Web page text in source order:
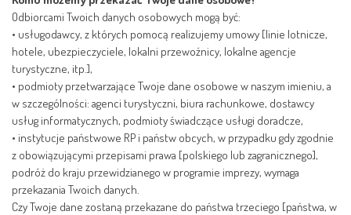
Odbiorcami Twoich danych osobowych mogą być:
• usługodawcy, z których pomocą realizujemy umowy [linie lotnicze,
hotele, ubezpieczyciele, lokalni przewoźnicy, lokalne agencje
turystyczne, itp.],
• podmioty przetwarzające Twoje dane osobowe w naszym imieniu, a
w szczególności: agenci turystyczni, biura rachunkowe, dostawcy
usług informatycznych, podmioty świadczące usługi doradcze,
• instytucje państwowe RP i państw obcych, w przypadku gdy zgodnie
z obowiązującymi przepisami prawa [polskiego lub zagranicznego],
podróż do kraju przewidzianego w programie imprezy, wymaga
przekazania Twoich danych.
Czy Twoje dane zostaną przekazane do państwa trzeciego [państwa, w